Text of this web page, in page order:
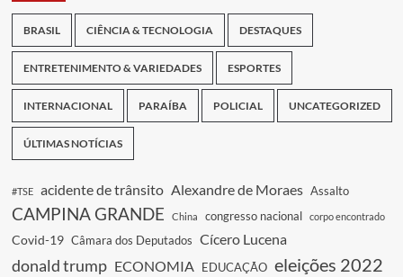
BRASIL CIÊNCIA & TECNOLOGIA DESTAQUES
ENTRETENIMENTO & VARIEDADES ESPORTES
INTERNACIONAL PARAÍBA POLICIAL UNCATEGORIZED
ÚLTIMAS NOTÍCIAS
#TSE acidente de trânsito Alexandre de Moraes Assalto
CAMPINA GRANDE China congresso nacional corpo encontrado
Covid-19 Câmara dos Deputados Cícero Lucena
donald trump ECONOMIA EDUCAÇÃO eleições 2022